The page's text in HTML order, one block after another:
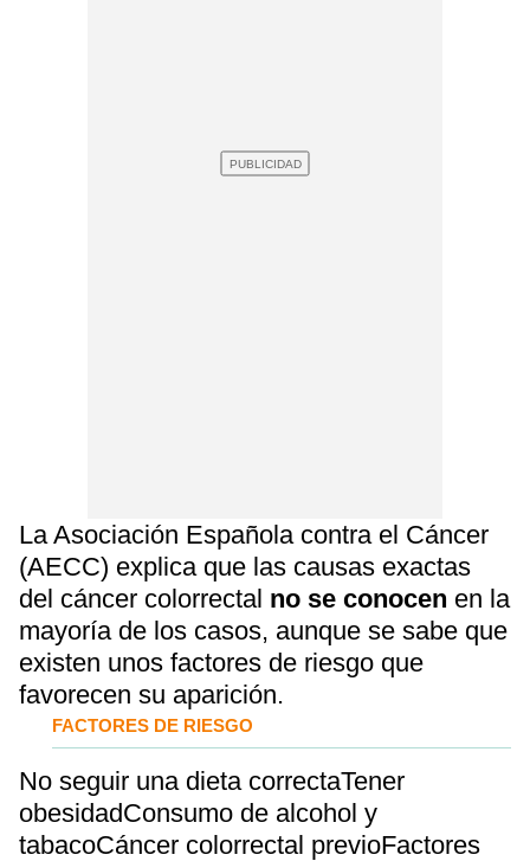
La Asociación Española contra el Cáncer
(AECC) explica que las causas exactas
del cáncer colorrectal no se conocen en la
mayoría de los casos, aunque se sabe que
existen unos factores de riesgo que
favorecen su aparición.
FACTORES DE RIESGO
No seguir una dieta correctaTener
obesidadConsumo de alcohol y
tabacoCáncer colorrectal previoFactores